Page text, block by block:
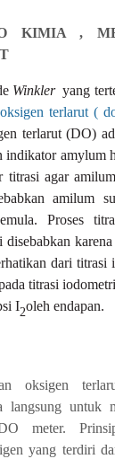
KIMIA ,
Winkleryang
terlarut (
terlarut (DO)
indikator amylum
titrasi agar
amilum
Proses
disebabkan
dari titrasi
titrasi
I2oleh endapan.
oksigen
langsung untuk
meter.
yang terdiri